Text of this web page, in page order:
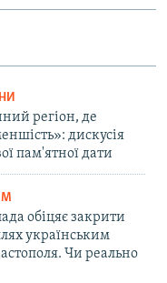
регіон, де
дискусія
пам'ятної дати
обіцяє закрити
українським
Чи реально